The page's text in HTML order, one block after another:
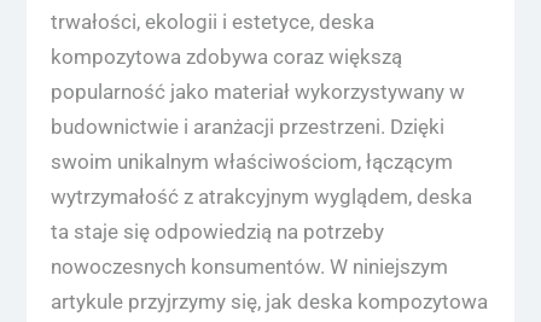
trwałości, ekologii i estetyce, deska
kompozytowa zdobywa coraz większą
popularność jako materiał wykorzystywany w
budownictwie i aranżacji przestrzeni. Dzięki
swoim unikalnym właściwościom, łączącym
wytrzymałość z atrakcyjnym wyglądem, deska
ta staje się odpowiedzią na potrzeby
nowoczesnych konsumentów. W niniejszym
artykule przyjrzymy się, jak deska kompozytowa